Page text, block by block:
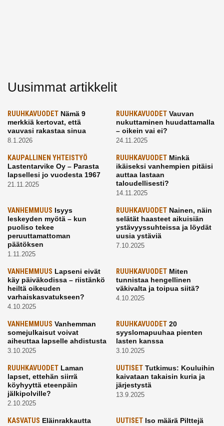
Uusimmat artikkelit
RUUHKAVUODET Nämä 9
merkkiä kertovat, että
vauvasi rakastaa sinua
8.1.2026
RUUHKAVUODETVauvan
nukuttaminen huudattamalla
– oikein vai ei?
24.11.2025
KAUPALLINEN YHTEISTYÖ
Lastentarvike Oy – Parasta
lapsellesi jo vuodesta 1967
21.11.2025
RUUHKAVUODETMinkä
ikäiseksi vanhempien pitäisi
auttaa lastaan
taloudellisesti?
14.11.2025
VANHEMMUUS Isyys
leskeyden myötä – kun
puoliso tekee
peruuttamattoman
päätöksen
1.11.2025
RUUHKAVUODETNainen, näin
selätät haasteet aikuisiän
ystävyyssuhteissa ja löydät
uusia ystäviä
7.10.2025
VANHEMMUUS Lapseni eivät
käy päiväkodissa – riistänkö
heiltä oikeuden
varhaiskasvatukseen?
4.10.2025
RUUHKAVUODETMiten
tunnistaa hengellinen
väkivalta ja toipua siitä?
4.10.2025
VANHEMMUUS Vanhemman
somejulkaisut voivat
aiheuttaa lapselle ahdistusta
3.10.2025
RUUHKAVUODET20
syyslomapuuhaa pienten
lasten kanssa
3.10.2025
RUUHKAVUODET Laman
lapset, ettehän siirrä
köyhyyttä eteenpäin
jälkipolville?
2.10.2025
UUTISETTutkimus: Kouluihin
kaivataan takaisin kuria ja
järjestystä
13.9.2025
KASVATUS Eläinrakkautta
UUTISETIso määrä Pilttejä